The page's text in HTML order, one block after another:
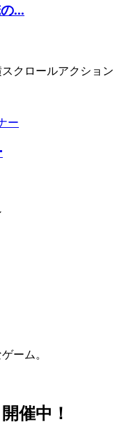
...
クロールアクション
ーム。
催中！